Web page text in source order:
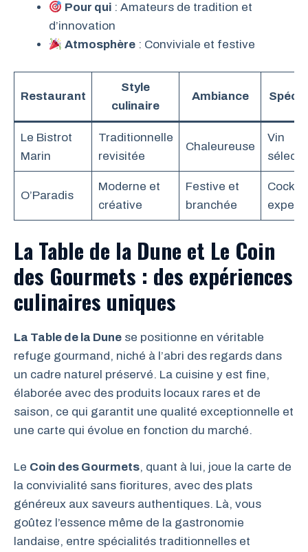
Pour qui : Amateurs de tradition et
d’innovation
Atmosphère : Conviviale et festive
Restaurant
Style
culinaire
Ambiance
Le Bistrot
Marin
Traditionnelle
revisitée
Chaleureuse
Vin
O’Paradis
Moderne et
créative
Festive et
branchée
experts
La Table de la Dune et Le Coin
des Gourmets : des expériences
culinaires uniques
La Table de la Dune se positionne en véritable
refuge gourmand, niché à l’abri des regards dans
un cadre naturel préservé. La cuisine y est fine,
élaborée avec des produits locaux rares et de
saison, ce qui garantit une qualité exceptionnelle et
une carte qui évolue en fonction du marché.
Le Coin des Gourmets, quant à lui, joue la carte de
la convivialité sans fioritures, avec des plats
généreux aux saveurs authentiques. Là, vous
goûtez l’essence même de la gastronomie
landaise, entre spécialités traditionnelles et